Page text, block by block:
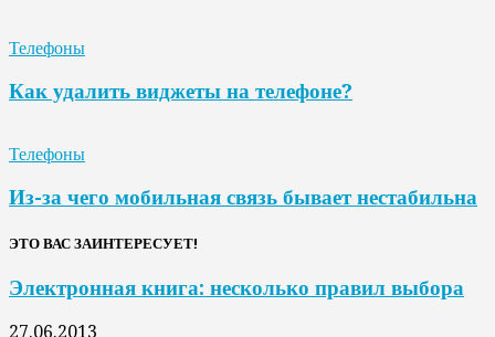
Телефоны
Как удалить виджеты на телефоне?
Телефоны
Из-за чего мобильная связь бывает нестабильна
ЭТО ВАС ЗАИНТЕРЕСУЕТ!
Электронная книга: несколько правил выбора
27.06.2013